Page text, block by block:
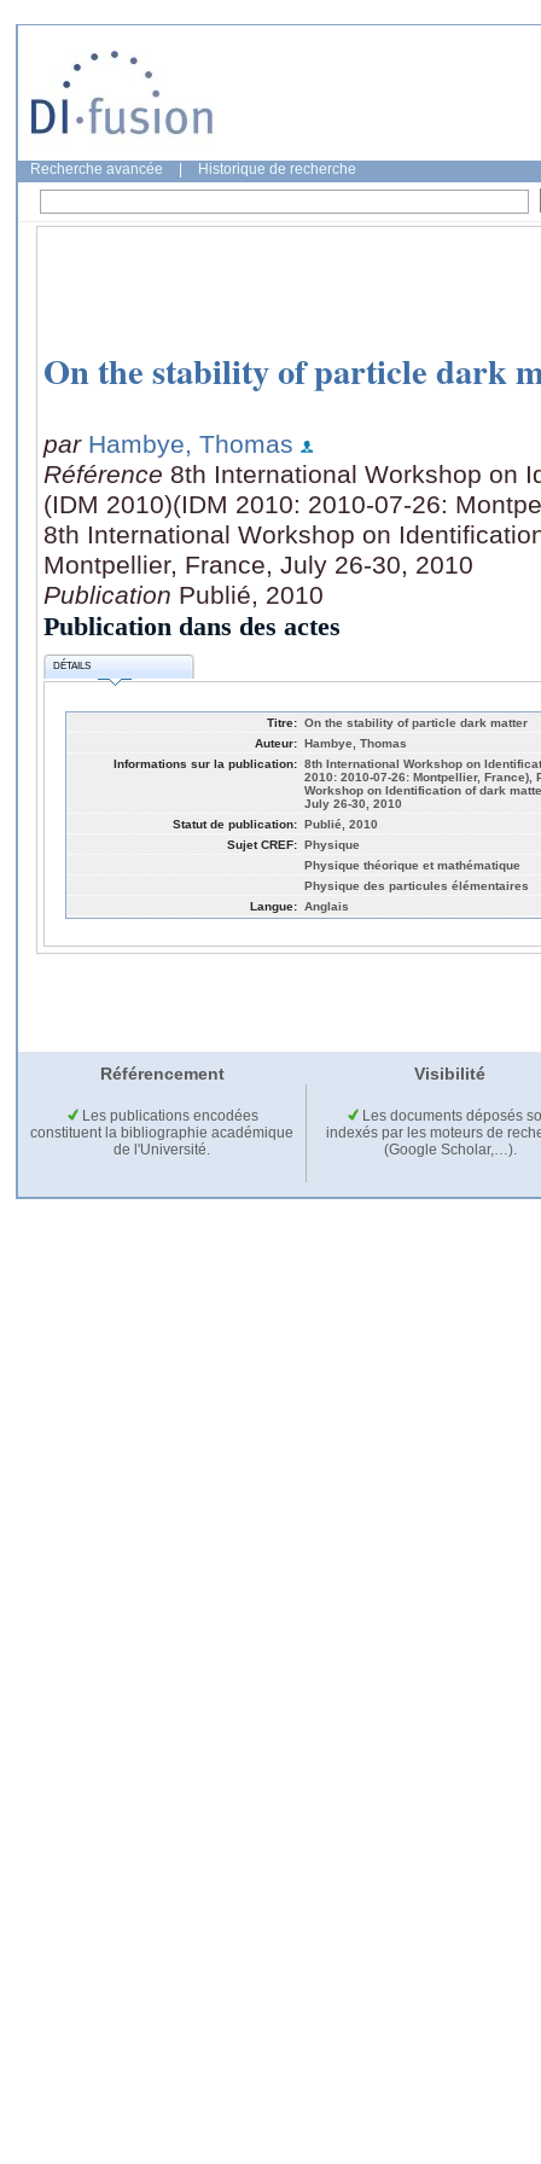
Recherche avancée Historique de recherche
On the stability of particle dark
par Hambye, Thomas
Référence 8th International Workshop on
(IDM 2010)(IDM 2010: 2010-07-26:
8th International Workshop on
Montpellier, France, July 26-30, 2010
Publication Publié, 2010
Publication dans des actes
DÉTAILS
Titre: On the stability of particle dark matter
Auteur: Hambye, Thomas
Informations sur la publication: 8th International Workshop on
2010: 2010-07-26: Montpellier,
Workshop on Identification of dark
July 26-30, 2010
Statut de publication: Publié, 2010
Sujet CREF: Physique
Physique théorique et mathématique
Physique des particules élémentaires
Langue: Anglais
Référencement Visibilité
Les publications encodées
constituent la bibliographie académique
de l'Université.
Les documents déposés
indexés par les moteurs de
(Google Scholar,…).